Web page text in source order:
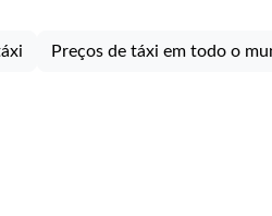
Preços de táxi em todo o